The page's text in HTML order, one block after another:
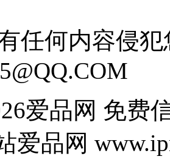
任何内容侵
爱品网 免费
爱品网